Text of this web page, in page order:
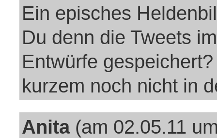
Ein episches
Du denn die Tweets
Entwürfe
kurzem noch nicht in
Anita(am 02.05.11